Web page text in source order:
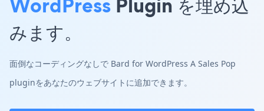
みます。
面倒なコーディングなしで Bard for WordPress A Sales Pop
pluginをあなたのウェブサイトに追加できます。